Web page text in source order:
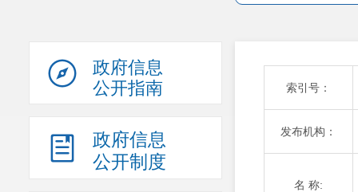
政府信息
公开指南
政府信息
公开制度
索引号：
发布机构：
名 称: